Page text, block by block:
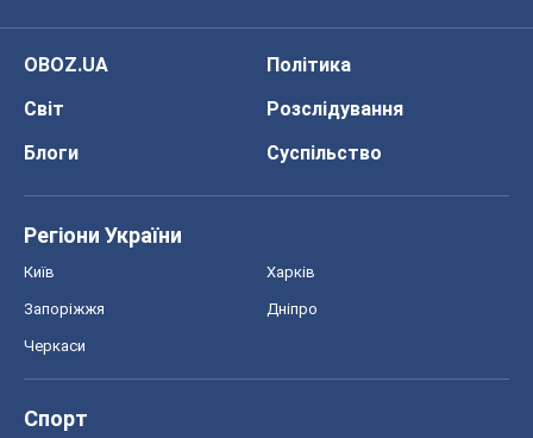
OBOZ.UA
Політика
Світ
Розслідування
Блоги
Суспільство
Регіони України
Київ Харків
Запоріжжя Дніпро
Черкаси
Спорт